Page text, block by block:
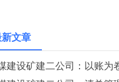
新文章